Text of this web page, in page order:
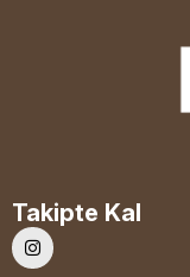
Takipte Kal